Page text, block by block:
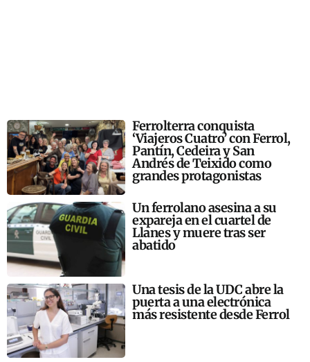
Ferrolterra conquista
‘Viajeros Cuatro’ con Ferrol,
Pantín, Cedeira y San
Andrés de Teixido como
grandes protagonistas
Un ferrolano asesina a su
expareja en el cuartel de
Llanes y muere tras ser
abatido
Una tesis de la UDC abre la
puerta a una electrónica
más resistente desde Ferrol